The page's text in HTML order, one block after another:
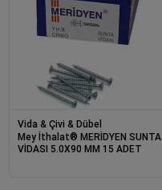
Vida & Çivi & Dübel
Mey İthalat® MERİDYEN SUNTA
VİDASI 5.0X90 MM 15 ADET